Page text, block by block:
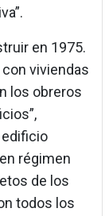
en 1975.
viviendas
los obreros
edificio
régimen
de los
todos los